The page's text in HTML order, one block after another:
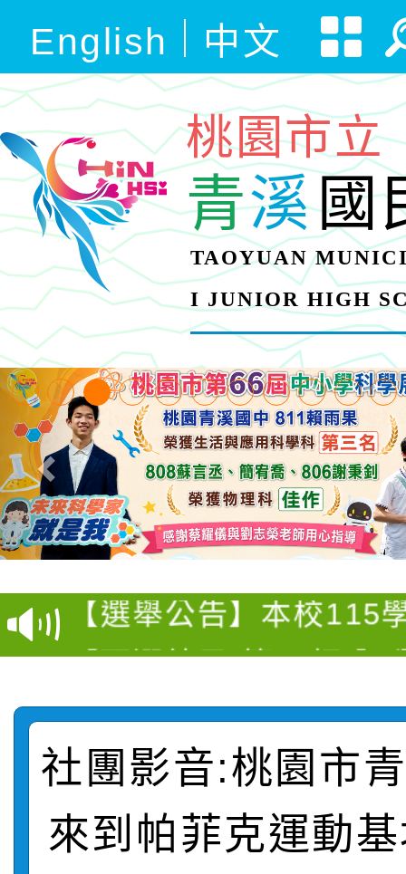
English 中文
桃園市立
青溪國
TAOYUAN
I JUNIOR HIGH
衛生福利部疾病管制署
月3日至9月21日辦理
用，防疫一體齊行動」
動
推廣本市公共運輸服務
屬員工、師生及家長
「我的減碳存摺2.0」
【選舉公告】本校115
評審委員會」及「教師
員會」之票選委員選舉
【甄選結果(第13招)】
學年度第1學期第7次代
結果(第13招)
【甄選結果(第5招)】
學年度第1學期第9次代
結果(第5招)
【甄選結果(第4招)】
學年度第1學期第9次代
結果(第4招)
【甄選結果(第12招)】
學年度第1學期第7次代
轉知：桃園市115學年
社團影音:桃園市
來到帕菲克運動